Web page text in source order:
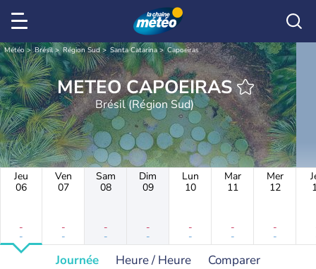
Météo Brésil Région Sud Santa Catarina Capoeiras
METEO CAPOEIRAS
Brésil (Région Sud)
Jeu
06
-
-
Ven
07
-
-
Sam
08
-
-
Dim
09
-
-
Lun
10
-
-
Mar
11
-
-
Mer
12
-
-
Journée Heure / Heure Comparer